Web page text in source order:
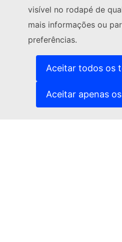
visível no rodapé de
mais informações ou
preferências.
Aceitar todos os
Aceitar apenas
Seguir a Comissão Europeia
Contacte-nos(Ligação
Comunicar uma
Línguas dos nossos websites
(Ligação externa)
Política de privacidade
Advertência jurídica
(Ligação